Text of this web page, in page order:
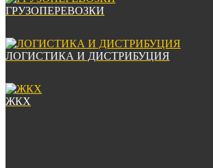
ГРУЗОПЕРЕВОЗКИ
ЛОГИСТИКА И ДИСТРИБУЦИЯ
ЖКХ